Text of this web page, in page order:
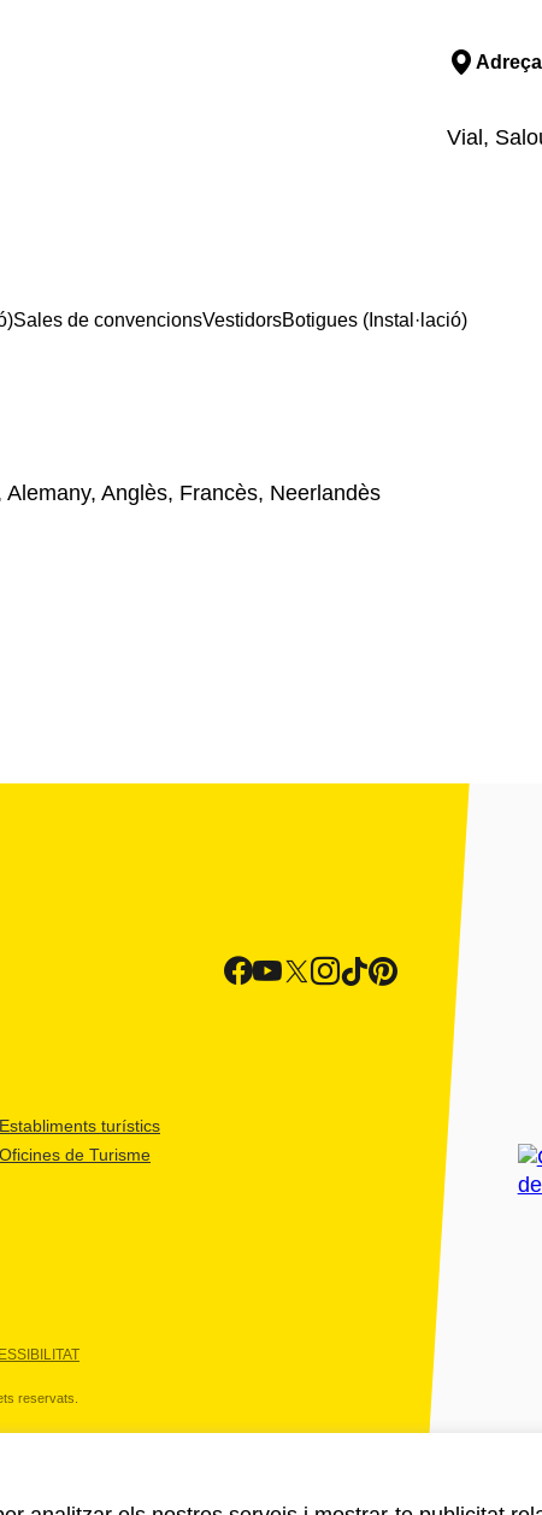
Adreça
Vial,
Sales de convencionsVestidorsBotigues (Instal·lació)
Alemany, Anglès, Francès, Neerlandès
Establiments turístics
Oficines de Turisme
reservats.